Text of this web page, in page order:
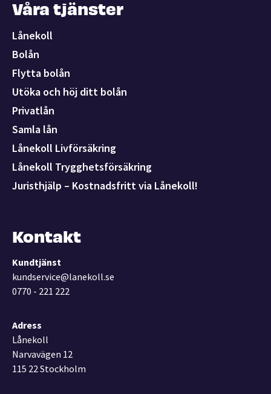
Våra tjänster
Lånekoll
Bolån
Flytta bolån
Utöka och höj ditt bolån
Privatlån
Samla lån
Lånekoll Livförsäkring
Lånekoll Trygghetsförsäkring
Juristhjälp – Kostnadsfritt via Lånekoll!
Kontakt
Kundtjänst
kundservice@lanekoll.se
0770 - 221 222
Adress
Lånekoll
Narvavägen 12
115 22 Stockholm